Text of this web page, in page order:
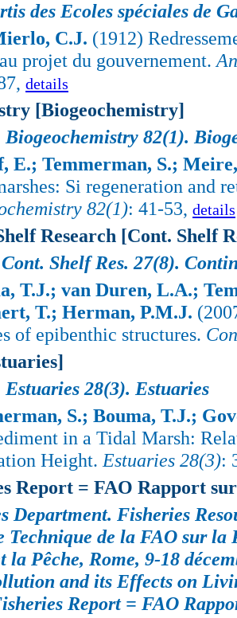
des Ecoles spéciales de
C.J. (1912)
projet du gouvernement.
details
[Biogeochemistry]
Biogeochemistry 82(1).
E.; Temmerman, S.;
Si regeneration and
82(1): 41-53, details
Research [Cont. Shelf
Shelf Res. 27(8).
T.J.; van Duren, L.A.;
T.; Herman, P.M.J.
of epibenthic structures.
28(3). Estuaries
S.; Bouma, T.J.;
in a Tidal Marsh:
Height. Estuaries 28(3):
Report = FAO Rapport sur
Department. Fisheries
Technique de la FAO sur la
la Pêche, Rome, 9-18
and its Effects on
Report = FAO